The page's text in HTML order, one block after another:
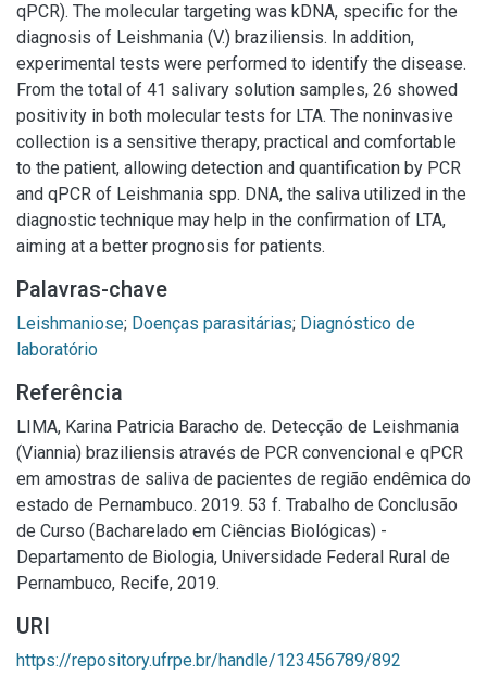
qPCR). The molecular targeting was kDNA, specific for the
diagnosis of Leishmania (V.) braziliensis. In addition,
experimental tests were performed to identify the disease.
From the total of 41 salivary solution samples, 26 showed
positivity in both molecular tests for LTA. The noninvasive
collection is a sensitive therapy, practical and comfortable
to the patient, allowing detection and quantification by PCR
and qPCR of Leishmania spp. DNA, the saliva utilized in the
diagnostic technique may help in the confirmation of LTA,
aiming at a better prognosis for patients.
Palavras-chave
Leishmaniose; Doenças parasitárias; Diagnóstico de
laboratório
Referência
LIMA, Karina Patricia Baracho de. Detecção de Leishmania
(Viannia) braziliensis através de PCR convencional e qPCR
em amostras de saliva de pacientes de região endêmica do
estado de Pernambuco. 2019. 53 f. Trabalho de Conclusão
de Curso (Bacharelado em Ciências Biológicas) -
Departamento de Biologia, Universidade Federal Rural de
Pernambuco, Recife, 2019.
URI
https://repository.ufrpe.br/handle/123456789/892